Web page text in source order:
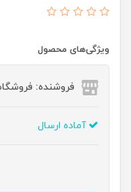
ویژگی‌های محصول
فروشنده:
آماده ارسال